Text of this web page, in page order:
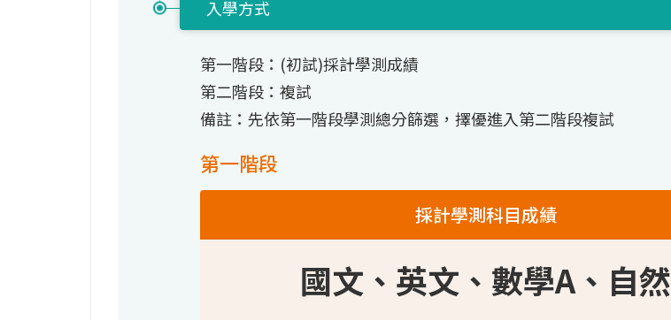
入學方式
第一階段：(初試)採計學測成績
第二階段：複試
備註：先依第一階段學測總分篩選，擇優進入第二階段複試
第一階段
採計學測科目成績
國文、英文、數學A、自然